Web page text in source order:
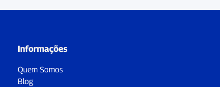
Informações
Quem Somos
Blog